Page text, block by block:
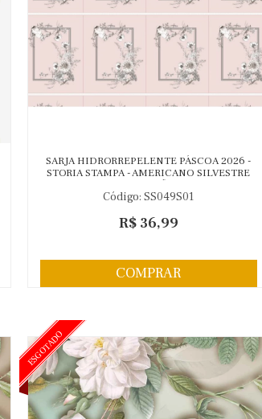
SARJA HIDRORREPELENTE PÁSCOA 2026 -
STORIA STAMPA - AMERICANO SILVESTRE
Código: SS049S01
R$ 36,99
COMPRAR
ESGOTADO